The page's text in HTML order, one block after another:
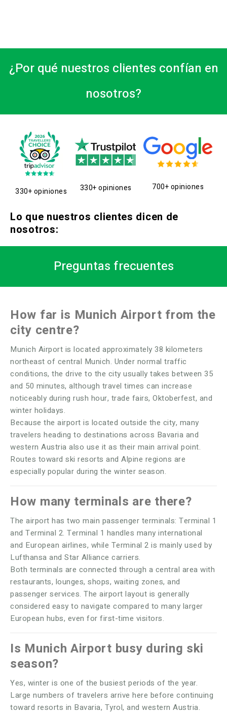
¿Por qué nuestros clientes confían en
nosotros?
330+ opiniones 330+ opiniones 700+ opiniones
Lo que nuestros clientes dicen de
nosotros:
Preguntas frecuentes
How far is Munich Airport from the
city centre?
Munich Airport is located approximately 38 kilometers
northeast of central Munich. Under normal traffic
conditions, the drive to the city usually takes between 35
and 50 minutes, although travel times can increase
noticeably during rush hour, trade fairs, Oktoberfest, and
winter holidays.
Because the airport is located outside the city, many
travelers heading to destinations across Bavaria and
western Austria also use it as their main arrival point.
Routes toward ski resorts and Alpine regions are
especially popular during the winter season.
How many terminals are there?
The airport has two main passenger terminals: Terminal 1
and Terminal 2. Terminal 1 handles many international
and European airlines, while Terminal 2 is mainly used by
Lufthansa and Star Alliance carriers.
Both terminals are connected through a central area with
restaurants, lounges, shops, waiting zones, and
passenger services. The airport layout is generally
considered easy to navigate compared to many larger
European hubs, even for first-time visitors.
Is Munich Airport busy during ski
season?
Yes, winter is one of the busiest periods of the year.
Large numbers of travelers arrive here before continuing
toward resorts in Bavaria, Tyrol, and western Austria.